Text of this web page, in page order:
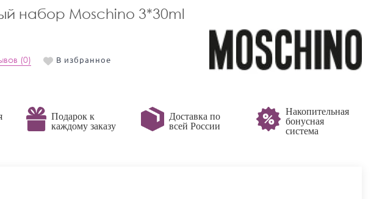
набор Moschino 3*30ml
(0) В избранное
Подарок к
каждому заказу
Доставка по
всей России
Накопительная
бонусная
система